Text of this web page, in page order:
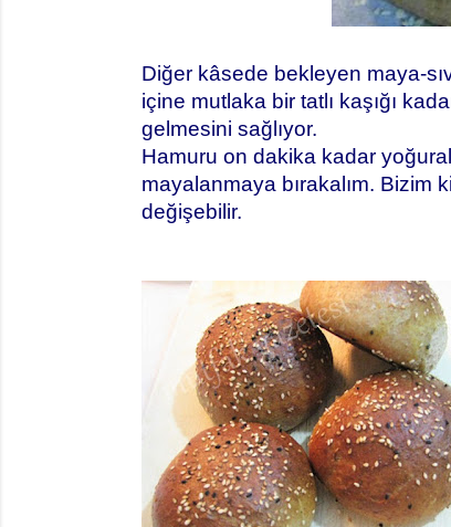
Diğer kâsede bekleyen maya-
içine mutlaka bir tatlı kaşığı
gelmesini sağlıyor.
Hamuru on dakika kadar
mayalanmaya bırakalım. Bizim
değişebilir.